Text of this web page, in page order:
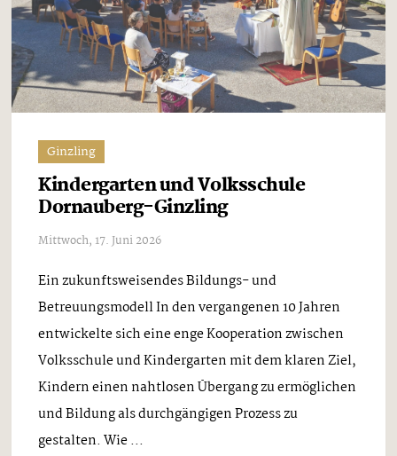
Ginzling
Kindergarten und Volksschule
Dornauberg-Ginzling
Mittwoch, 17. Juni 2026
Ein zukunftsweisendes Bildungs- und
Betreuungsmodell In den vergangenen 10 Jahren
entwickelte sich eine enge Kooperation zwischen
Volksschule und Kindergarten mit dem klaren Ziel,
Kindern einen nahtlosen Übergang zu ermöglichen
und Bildung als durchgängigen Prozess zu
gestalten. Wie ...